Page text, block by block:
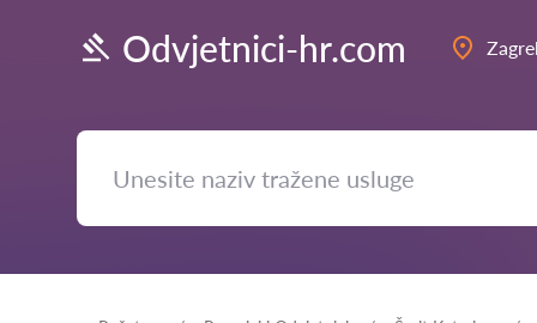
Odvjetnici-hr.com